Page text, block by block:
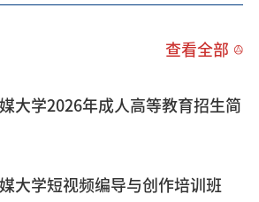
查看全部
大学2026年成人高等教育招生简
大学短视频编导与创作培训班